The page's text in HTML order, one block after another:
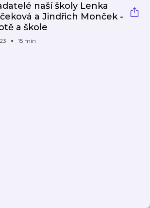
naší školy Lenka
a Jindřich Monček -
a škole
15 min